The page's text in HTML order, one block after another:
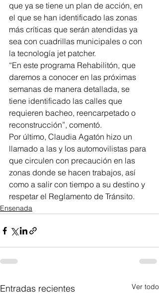
que ya se tiene un plan de acción, en
el que se han identificado las zonas
más críticas que serán atendidas ya
sea con cuadrillas municipales o con
la tecnología jet patcher.
“En este programa Rehabilitón, que
daremos a conocer en las próximas
semanas de manera detallada, se
tiene identificado las calles que
requieren bacheo, reencarpetado o
reconstrucción”, comentó.
Por último, Claudia Agatón hizo un
llamado a las y los automovilistas para
que circulen con precaución en las
zonas donde se hacen trabajos, así
como a salir con tiempo a su destino y
respetar el Reglamento de Tránsito.
Ensenada
Entradas recientes Ver todo